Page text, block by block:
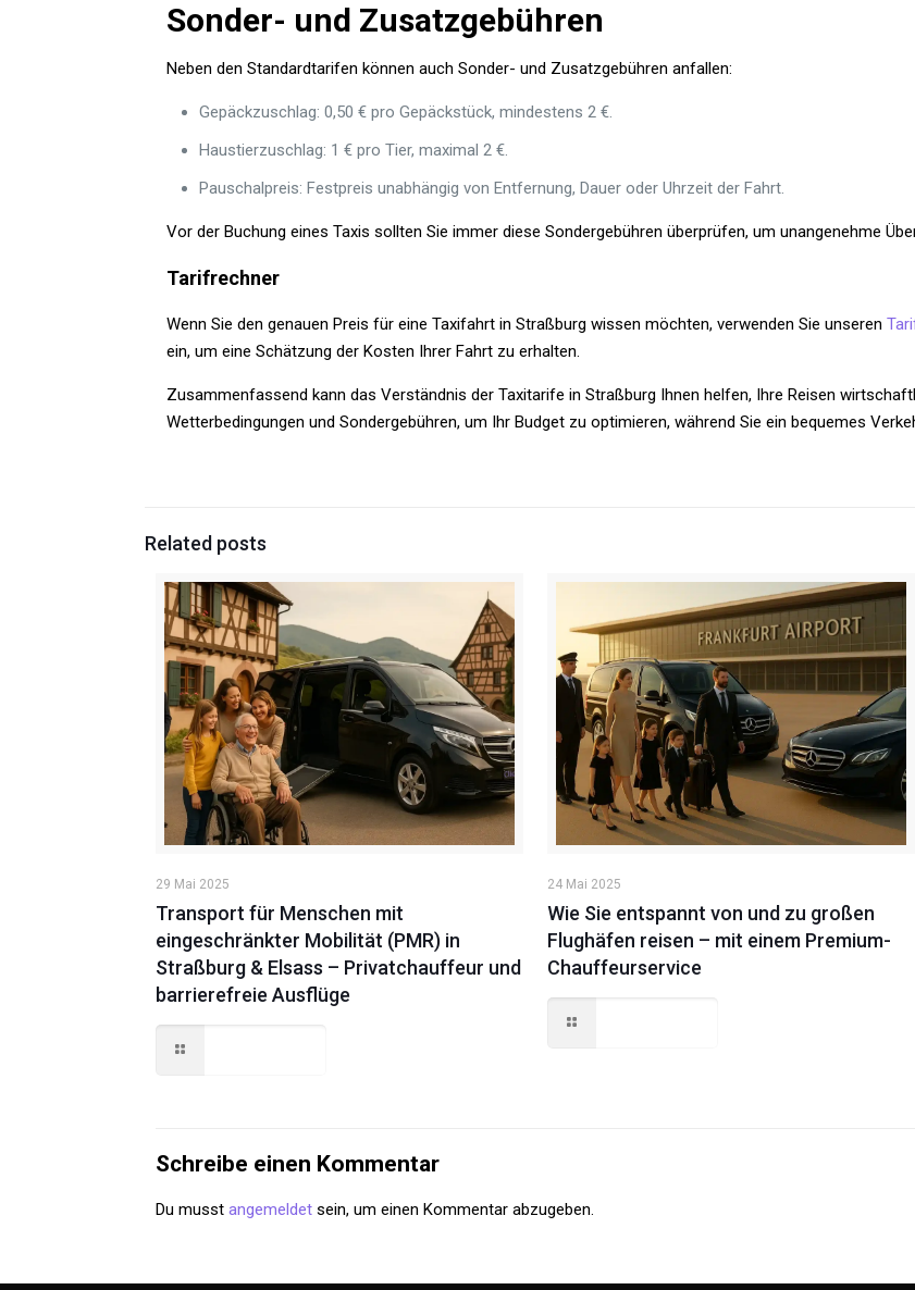
Sonder- und Zusatzgebühren
Neben den Standardtarifen können auch Sonder- und Zusatzgebühren anfallen:
Gepäckzuschlag: 0,50 € pro Gepäckstück, mindestens 2 €.
Haustierzuschlag: 1 € pro Tier, maximal 2 €.
Pauschalpreis: Festpreis unabhängig von Entfernung, Dauer oder Uhrzeit der Fahrt.
Vor der Buchung eines Taxis sollten Sie immer diese Sondergebühren überprüfen, um unangenehme
Tarifrechner
Wenn Sie den genauen Preis für eine Taxifahrt in Straßburg wissen möchten, verwenden Sie unseren
ein, um eine Schätzung der Kosten Ihrer Fahrt zu erhalten.
Zusammenfassend kann das Verständnis der Taxitarife in Straßburg Ihnen helfen, Ihre Reisen
Wetterbedingungen und Sondergebühren, um Ihr Budget zu optimieren, während Sie ein bequemes
Related posts
29 Mai 2025
Transport für Menschen mit
eingeschränkter Mobilität (PMR) in
Straßburg & Elsass – Privatchauffeur und
barrierefreie Ausflüge
24 Mai 2025
Wie Sie entspannt von und zu großen
Flughäfen reisen – mit einem Premium-
Chauffeurservice
Schreibe einen Kommentar
Du musstangemeldet sein, um einen Kommentar abzugeben.